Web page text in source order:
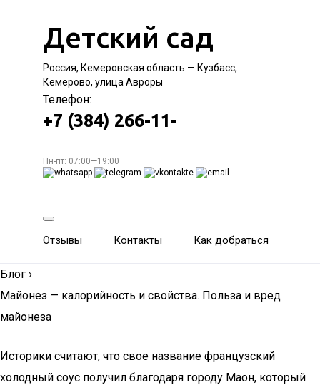
Детский сад
Россия, Кемеровская область — Кузбасс,
Кемерово, улица Авроры
Телефон:
+7 (384) 266-11-
Пн-пт: 07:00—19:00
Отзывы Контакты Как добраться
Блог ›
Майонез — калорийность и свойства. Польза и вред
майонеза
Историки считают, что свое название французский
холодный соус получил благодаря городу Маон, который